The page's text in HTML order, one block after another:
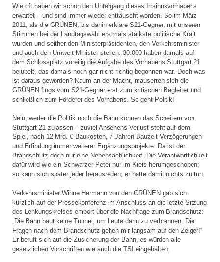
Wie oft haben wir schon den Untergang dieses Irrsinnsvorhabens
erwartet – und sind immer wieder enttäuscht worden. So im März
2011, als die GRÜNEN, bis dahin erkläre S21-Gegner, mit unseren
Stimmen bei der Landtagswahl erstmals stärkste politische Kraft
wurden und seither den Ministerpräsidenten, den Verkehrsminister
und auch den Umwelt-Minister stellen. 30.000 haben damals auf
dem Schlossplatz voreilig die Aufgabe des Vorhabens Stuttgart 21
bejubelt, das damals noch gar nicht richtig begonnen war. Doch was
ist daraus geworden? Kaum an der Macht, mauserten sich die
GRÜNEN flugs vom S21-Gegner erst zum kritischen Begleiter und
schließlich zum Förderer des Vorhabens. So geht Politik!
Nein, weder die Politik noch die Bahn können das Scheitern von
Stuttgart 21 zulassen – zuviel Ansehens-Verlust steht auf dem
Spiel, nach 12 Mrd. € Baukosten, 7 Jahren Bauzeit-Verzögerungen
und Erfindung immer weiterer Ergänzungsprojekte. Da ist der
Brandschutz doch nur eine Nebensächlichkeit. Die Verantwortlichkeit
dafür wird wie ein Schwarzer Peter nur im Kreis herumgeschoben;
so kann sich später jeder herausreden, er hatte damit nichts zu tun.
Verkehrsminister Winne Hermann von den GRÜNEN gab sich
kürzlich auf der Pressekonferenz im Anschluss an die letzte Sitzung
des Lenkungskreises empört über die Nachfrage zum Brandschutz:
„Die Bahn baut keine Tunnel, um Leute darin zu verbrennen. Die
Fragen nach dem Brandschutz gehen mir langsam auf den Zeiger!“
Er beruft sich auf die Zusicherung der Bahn, es würden alle
gesetzlichen Vorschriften wie auch die TSI eingehalten.